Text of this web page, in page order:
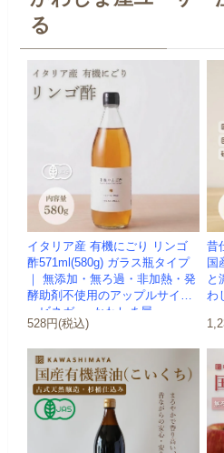
る
イタリア産 有機にごり リンゴ
酢571ml(580g) ガラス瓶タイプ
｜ 無添加・無ろ過・非加熱・発
酵助剤不使用のアップルサイダ
ービネガー -かわしま屋-
528円(税込)
昔
国
と
わ